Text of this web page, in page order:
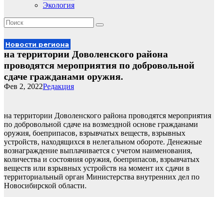
Экология
Новости региона
на территории Доволенского района
проводятся мероприятия по добровольной
сдаче гражданами оружия.
Редакция
Фев 2, 2022
на территории Доволенского района проводятся мероприятия
по добровольной сдаче на возмездной основе гражданами
оружия, боеприпасов, взрывчатых веществ, взрывных
устройств, находящихся в нелегальном обороте. Денежные
вознаграждение выплачивается с учетом наименования,
количества и состояния оружия, боеприпасов, взрывчатых
веществ или взрывных устройств на момент их сдачи в
территориальный орган Министерства внутренних дел по
Новосибирской области.